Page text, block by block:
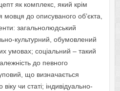
як комплекс, який крім
мовця до описуваного об’єкта,
загальнолюдський
культурний, обумовлений
умовах; соціальний – такий
до певного
що визначається
чи статі; індивідуально-